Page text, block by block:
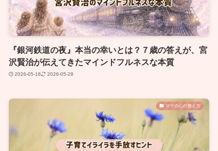
『銀河鉄道の夜』本当の幸いとは？７歳の答えが、宮
沢賢治が伝えてきたマインドフルネスな本質
2026-05-18 2026-05-28
ママの心の整え方